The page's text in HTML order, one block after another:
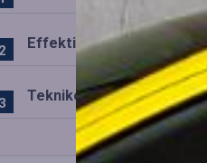
Effektiv drift av
Teknikens roll i den